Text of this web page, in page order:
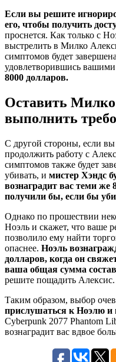
Если вы решите
его, чтобы получить
проснется. Как только с
выстрелить в Милко
симптомов будет
удовлетворившись вашими
8000 долларов.
Оставить
выполнить
С другой стороны, если
продолжить работу с
симптомов также будет
убивать, и мистер Хэндс
вознаградит вас теми
получили бы, если бы
Однако по прошествии
Ноэль и скажет, что ваше
позволило ему найти
опаснее. Ноэль
долларов, когда он
ваша общая сумма
решите пощадить Алексис.
Таким образом, выбор
прислушаться к Ноэлю
Cyberpunk 2077 Phantom
вознаградит вас вдвое